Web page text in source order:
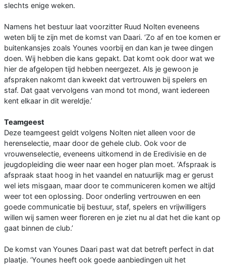
slechts enige weken.
Namens het bestuur laat voorzitter Ruud Nolten eveneens
weten blij te zijn met de komst van Daari. ‘Zo af en toe komen er
buitenkansjes zoals Younes voorbij en dan kan je twee dingen
doen. Wij hebben die kans gepakt. Dat komt ook door wat we
hier de afgelopen tijd hebben neergezet. Als je gewoon je
afspraken nakomt dan kweekt dat vertrouwen bij spelers en
staf. Dat gaat vervolgens van mond tot mond, want iedereen
kent elkaar in dit wereldje.’
Teamgeest
Deze teamgeest geldt volgens Nolten niet alleen voor de
herenselectie, maar door de gehele club. Ook voor de
vrouwenselectie, eveneens uitkomend in de Eredivisie en de
jeugdopleiding die weer naar een hoger plan moet. ‘Afspraak is
afspraak staat hoog in het vaandel en natuurlijk mag er gerust
wel iets misgaan, maar door te communiceren komen we altijd
weer tot een oplossing. Door onderling vertrouwen en een
goede communicatie bij bestuur, staf, spelers en vrijwilligers
willen wij samen weer floreren en je ziet nu al dat het die kant op
gaat binnen de club.’
De komst van Younes Daari past wat dat betreft perfect in dat
plaatje. ‘Younes heeft ook goede aanbiedingen uit het